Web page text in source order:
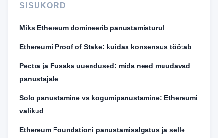
SISUKORD
Miks Ethereum domineerib panustamisturul
Ethereumi Proof of Stake: kuidas konsensus töötab
Pectra ja Fusaka uuendused: mida need muudavad
panustajale
Solo panustamine vs kogumipanustamine: Ethereumi
valikud
Ethereum Foundationi panustamisalgatus ja selle